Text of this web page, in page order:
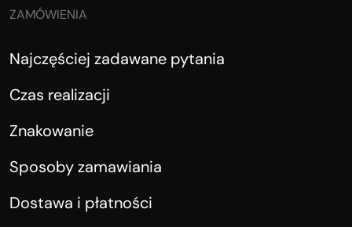
ZAMÓWIENIA
Najczęściej zadawane pytania
Czas realizacji
Znakowanie
Sposoby zamawiania
Dostawa i płatności